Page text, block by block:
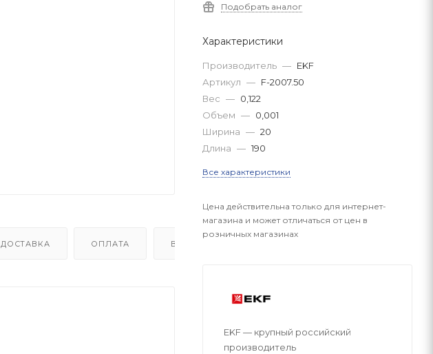
ДОСТАВКА ОПЛАТА ВОПРОСЫ
Подобрать аналог
Характеристики
Производитель — EKF
Артикул — F-2007.50
Вес — 0,122
Объем — 0,001
Ширина — 20
Длина — 190
Все характеристики
Цена действительна только для интернет-
магазина и может отличаться от цен в
розничных магазинах
EKF — крупный российский
производитель